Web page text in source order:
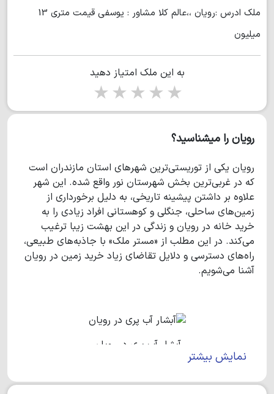
ملك ادرس :رويان ،،عالم كلا مشاور : يوسفي قيمت متري 13
ميليون
به این ملک امتیاز دهید
5 stars
4 stars
3 stars
2 stars
رویان را میشناسید؟
رویان یکی از توریستی‌ترین شهرهای استان مازندران است
که در غربی‌ترین بخش شهرستان نور واقع شده. این شهر
علاوه بر داشتن پیشینه تاریخی، به دلیل برخورداری از
زمین‌های ساحلی، جنگلی و کوهستانی افراد زیادی را به
خرید خانه در رویان و زندگی در این بهشت زیبا ترغیب
می‌کند. در این مطلب از «مستر ملک» با جاذبه‌های طبیعی،
راه‌های دسترسی و دلایل تقاضای زیاد خرید زمین در رویان
آشنا می‌شویم.
آبشار آب پری در رویان
معرفی شهر رویان
نمایش بیشتر